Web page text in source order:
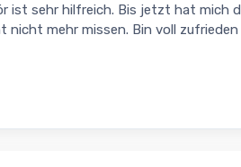
ist sehr hilfreich. Bis jetzt hat mich
nicht mehr missen. Bin voll